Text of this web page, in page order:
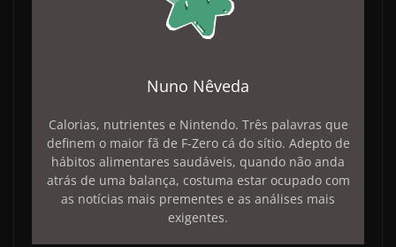
Nuno Nêveda
Calorias, nutrientes e Nintendo. Três palavras que
definem o maior fã de F-Zero cá do sítio. Adepto de
hábitos alimentares saudáveis, quando não anda
atrás de uma balança, costuma estar ocupado com
as notícias mais prementes e as análises mais
exigentes.